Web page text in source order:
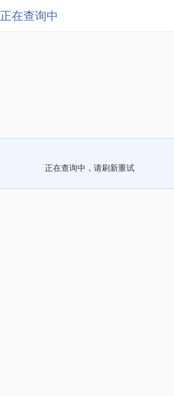
正在查询中
正在查询中，请刷新重试